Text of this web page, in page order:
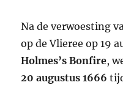
Na de verwoesting
op de Vlieree op 19
Holmes’s Bonfire,
20 augustus 1666